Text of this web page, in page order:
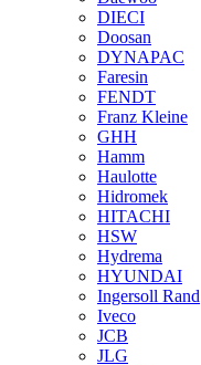
DIECI
Doosan
DYNAPAC
Faresin
FENDT
Franz Kleine
GHH
Hamm
Haulotte
Hidromek
HITACHI
HSW
Hydrema
HYUNDAI
Ingersoll Rand
Iveco
JCB
JLG